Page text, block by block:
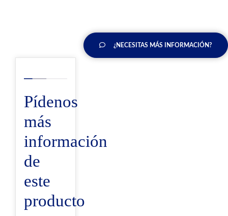
¿NECESITAS MÁS INFORMACIÓN?
Pídenos
más
información
de
este
producto